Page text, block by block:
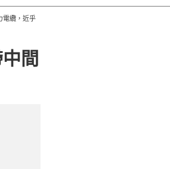
電纜，近乎
間